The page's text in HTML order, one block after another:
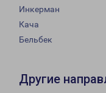
Инкерман
Кача
Бельбек
Другие